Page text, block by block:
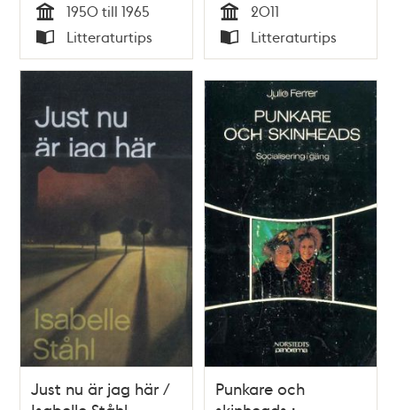
Tid
1950 till 1965
Typ
Litteraturtips Tid
2011
Typ
Litteraturtips
Just nu är jag här /
Punkare och